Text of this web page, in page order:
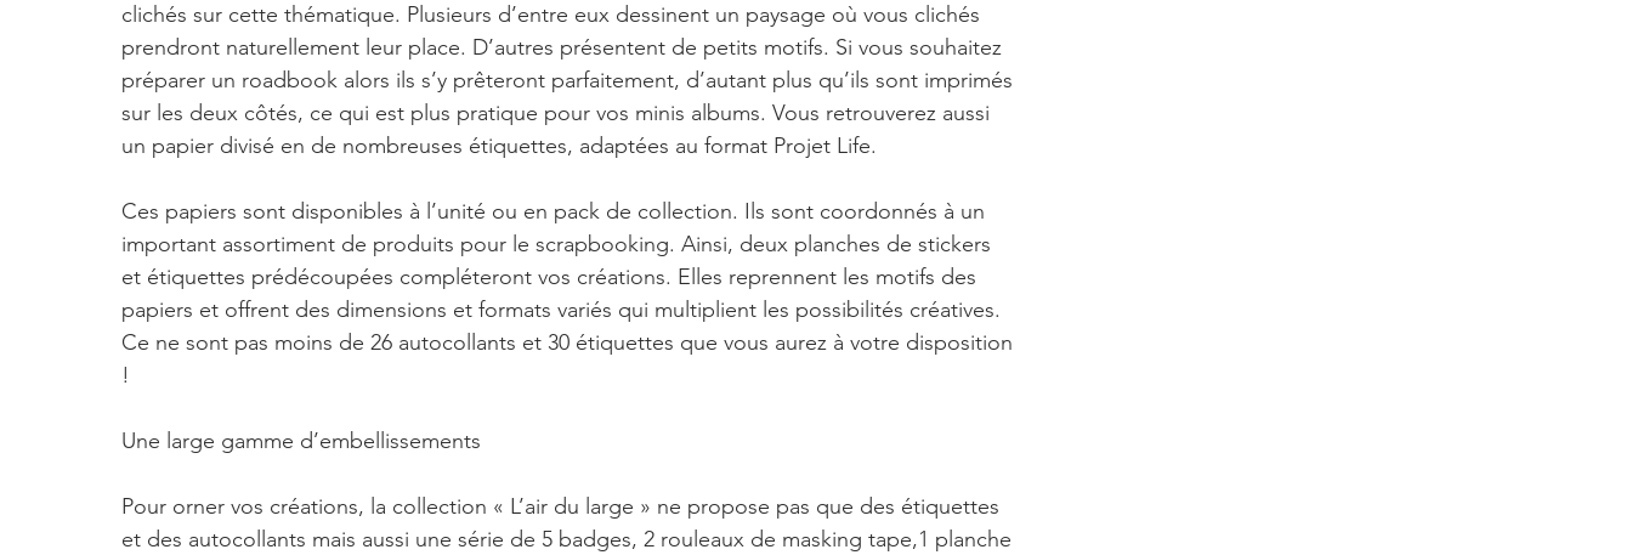
clichés sur cette thématique. Plusieurs d’entre eux dessinent un paysage où vous clichés
prendront naturellement leur place. D’autres présentent de petits motifs. Si vous souhaitez
préparer un roadbook alors ils s’y prêteront parfaitement, d’autant plus qu’ils sont imprimés
sur les deux côtés, ce qui est plus pratique pour vos minis albums. Vous retrouverez aussi
un papier divisé en de nombreuses étiquettes, adaptées au format Projet Life.
Ces papiers sont disponibles à l’unité ou en pack de collection. Ils sont coordonnés à un
important assortiment de produits pour le scrapbooking. Ainsi, deux planches de stickers
et étiquettes prédécoupées compléteront vos créations. Elles reprennent les motifs des
papiers et offrent des dimensions et formats variés qui multiplient les possibilités créatives.
Ce ne sont pas moins de 26 autocollants et 30 étiquettes que vous aurez à votre disposition
!
Une large gamme d’embellissements
Pour orner vos créations, la collection « L’air du large » ne propose pas que des étiquettes
et des autocollants mais aussi une série de 5 badges, 2 rouleaux de masking tape,1 planche